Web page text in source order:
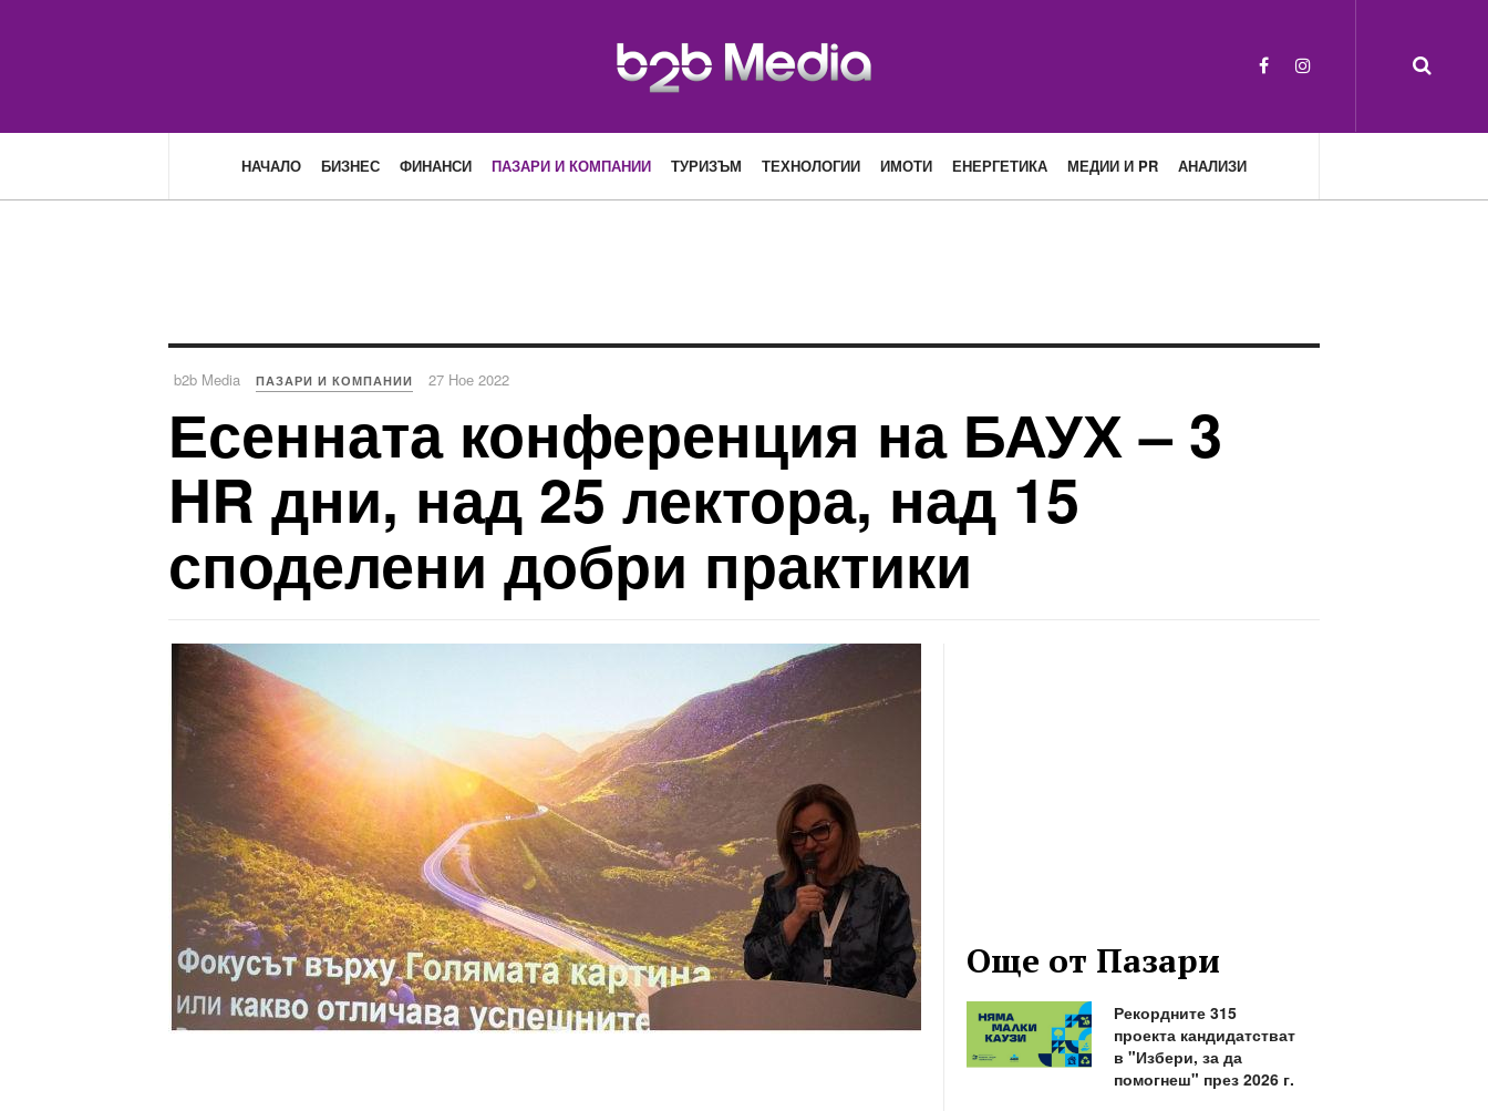
НАЧАЛО БИЗНЕС ФИНАНСИ ПАЗАРИ И КОМПАНИИ ТУРИЗЪМ ТЕХНОЛОГИИ ИМОТИ ЕНЕРГЕТИКА МЕДИИ И PR АНАЛИЗИ
b2b Media ПАЗАРИ И КОМПАНИИ 27 Ное 2022
Есенната конференция на БАУХ – 3
HR дни, над 25 лектора, над 15
споделени добри практики
Още от Пазари
Рекордните 315
проекта кандидатстват
в "Избери, за да
помогнеш" през 2026 г.